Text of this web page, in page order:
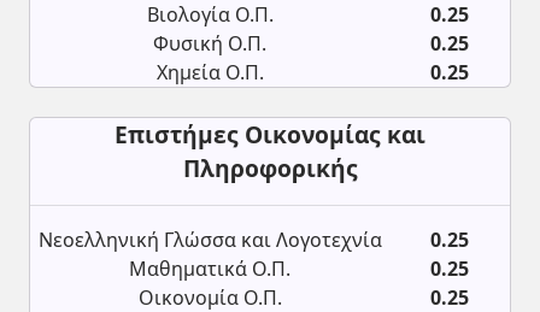
Βιολογία Ο.Π.
0.25
Φυσική Ο.Π.
0.25
Χημεία Ο.Π.
0.25
Επιστήμες Οικονομίας και
Πληροφορικής
Νεοελληνική Γλώσσα και Λογοτεχνία
0.25
Μαθηματικά Ο.Π.
0.25
Οικονομία Ο.Π.
0.25